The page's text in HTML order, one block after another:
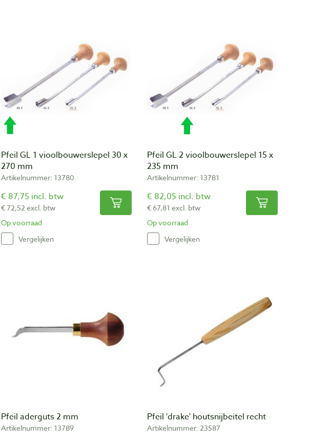
Pfeil GL 1 vioolbouwerslepel 30 x
270 mm
Artikelnummer: 13780
€ 87,75 incl. btw
€ 72,52 excl. btw
Op voorraad
Vergelijken
Pfeil GL 2 vioolbouwerslepel 15 x
235 mm
Artikelnummer: 13781
€ 82,05 incl. btw
€ 67,81 excl. btw
Op voorraad
Vergelijken
Pfeil aderguts 2 mm
Artikelnummer: 13789
Pfeil 'drake' houtsnijbeitel recht
Artikelnummer: 23587